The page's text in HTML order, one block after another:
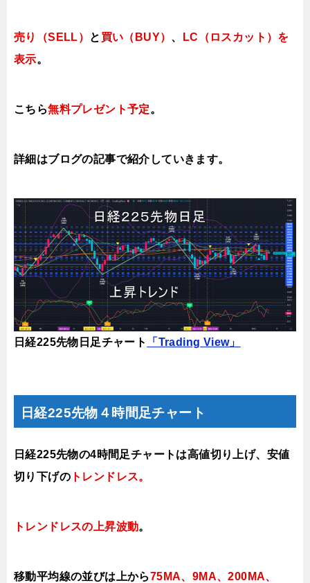
売り（SELL） と 買い（BUY） 、
LC（ロスカット）を
表示。
こちら無料プレゼント予定。
詳細はブログの記事で紹介していき ます。
日経225先物日足チャート 「Trading View」
日経225先物４時間足チャート
日経225先物の4時間足チャートは高値切り上げ、安値
切り下げの トレンドレス。
トレンドレスの上昇波動。
移動平均線の並びは上から75MA、9MA、200MA、